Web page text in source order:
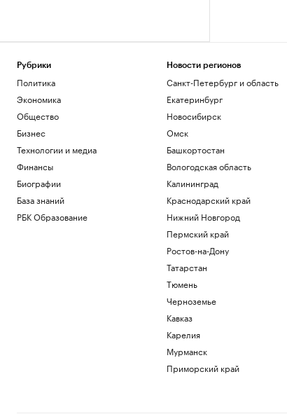
Рубрики
Политика
Экономика
Общество
Бизнес
Технологии и медиа
Финансы
Биографии
База знаний
РБК Образование
Новости регионов
Санкт-Петербург и область
Екатеринбург
Новосибирск
Омск
Башкортостан
Вологодская область
Калининград
Краснодарский край
Нижний Новгород
Пермский край
Ростов-на-Дону
Татарстан
Тюмень
Черноземье
Кавказ
Карелия
Мурманск
Приморский край